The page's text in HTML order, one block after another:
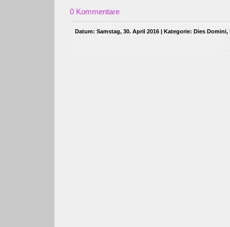
0 Kommentare
Datum: Samstag, 30. April 2016 | Kategorie: Dies Domini,